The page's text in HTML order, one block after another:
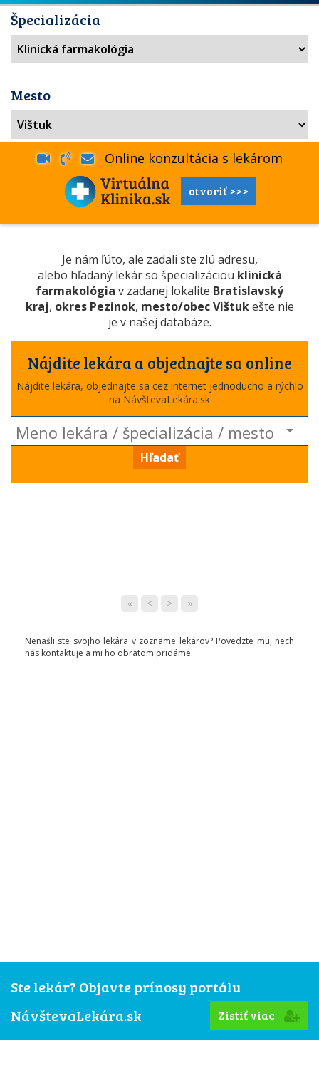
Špecializácia
Mesto
Online konzultácia s lekárom
otvoriť >>>
Je nám ľúto, ale zadali ste zlú adresu,
alebo hľadaný lekár so špecializáciou klinická
farmakológia v zadanej lokalite Bratislavský
kraj, okres Pezinok, mesto/obec Vištukešte nie
je v našej databáze.
Nájdite lekára a objednajte sa online
Nájdite lekára, objednajte sa cez internet jednoducho a rýchlo
na NávštevaLekára.sk
Hľadať
« < > »
Nenašli ste svojho lekára v zozname lekárov? Povedzte mu, nech
nás kontaktuje a mi ho obratom pridáme.
Ste lekár? Objavte prínosy portálu
NávštevaLekára.sk
Zistiť viac